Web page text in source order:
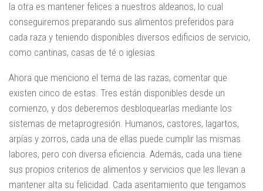
la otra es mantener felices a nuestros aldeanos, lo cual
conseguiremos preparando sus alimentos preferidos para
cada raza y teniendo disponibles diversos edificios de servicio,
como cantinas, casas de té o iglesias.
Ahora que menciono el tema de las razas, comentar que
existen cinco de estas. Tres están disponibles desde un
comienzo, y dos deberemos desbloquearlas mediante los
sistemas de metaprogresión. Humanos, castores, lagartos,
arpías y zorros, cada una de ellas puede cumplir las mismas
labores, pero con diversa eficiencia. Además, cada una tiene
sus propios criterios de alimentos y servicios que les llevan a
mantener alta su felicidad. Cada asentamiento que tengamos